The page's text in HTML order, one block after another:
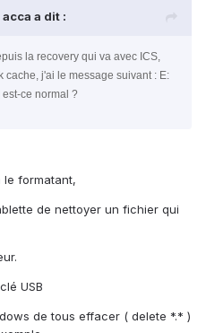
a dit :
la recovery qui va avec ICS,
cache, j'ai le message suivant : E:
ce normal ?
le formatant,
de nettoyer un fichier qui
USB
de tous effacer ( delete *.* )